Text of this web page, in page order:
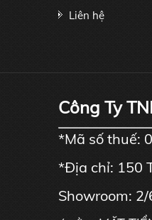
Liên hệ
Công Ty
*Mã số thuế:
*Địa chỉ: 150
Showroom: